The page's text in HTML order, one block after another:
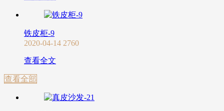
铁皮柜-9
2020-04-14 2760
查看全文
查看全部